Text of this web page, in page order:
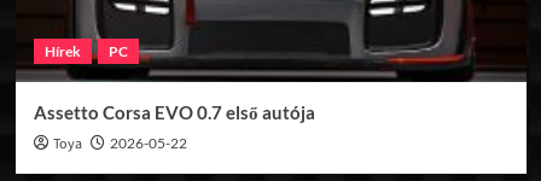
Hírek PC
Assetto Corsa EVO 0.7 első autója
Toya 2026-05-22